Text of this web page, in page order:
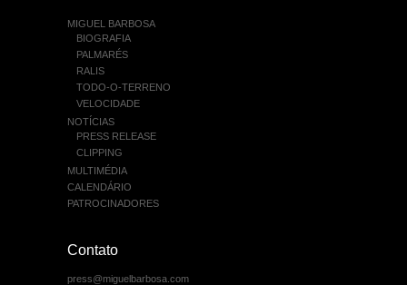
MIGUEL BARBOSA
BIOGRAFIA
PALMARÉS
RALIS
TODO-O-TERRENO
VELOCIDADE
NOTÍCIAS
PRESS RELEASE
CLIPPING
MULTIMÉDIA
CALENDÁRIO
PATROCINADORES
Contato
press@miguelbarbosa.com